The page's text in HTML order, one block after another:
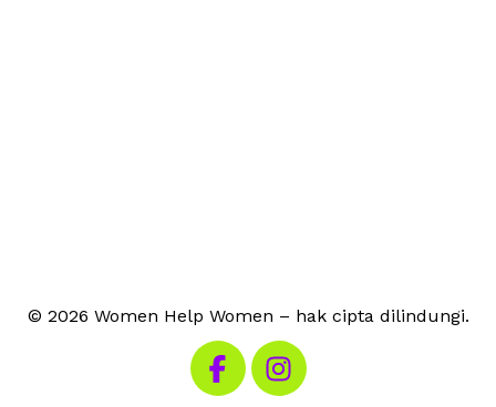
© 2026 Women Help Women – hak cipta dilindungi.
Kunjungi Facebook kami
Kunjungi Instagram kami